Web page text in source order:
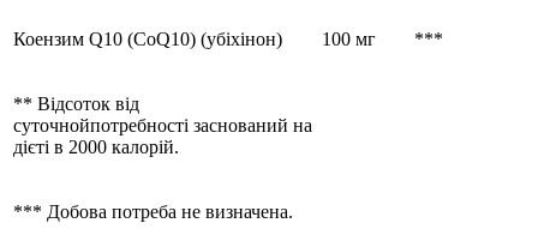
Коензим Q10 (CoQ10) (убіхінон) 100 мг ***
** Відсоток від
суточнойпотребності заснований на
дієті в 2000 калорій.
*** Добова потреба не визначена.